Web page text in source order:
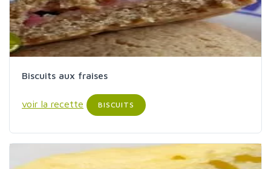
Biscuits aux fraises
voir la recette BISCUITS